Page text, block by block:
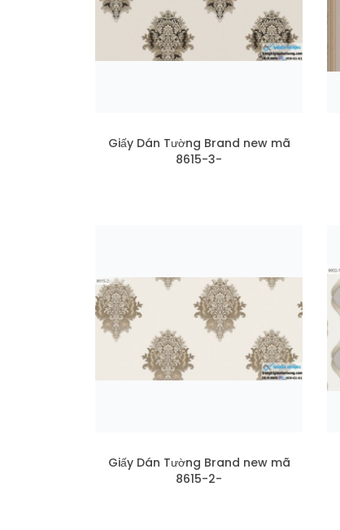
Giấy Dán Tường Brand new mã
8615-3-
Giấy Dán Tường Brand new mã
8615-2-